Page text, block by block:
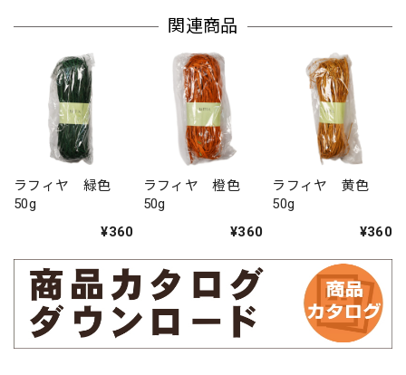
関連商品
ラフィヤ 緑色
50g
¥360
ラフィヤ 橙色
50g
¥360
ラフィヤ 黄色
50g
¥360